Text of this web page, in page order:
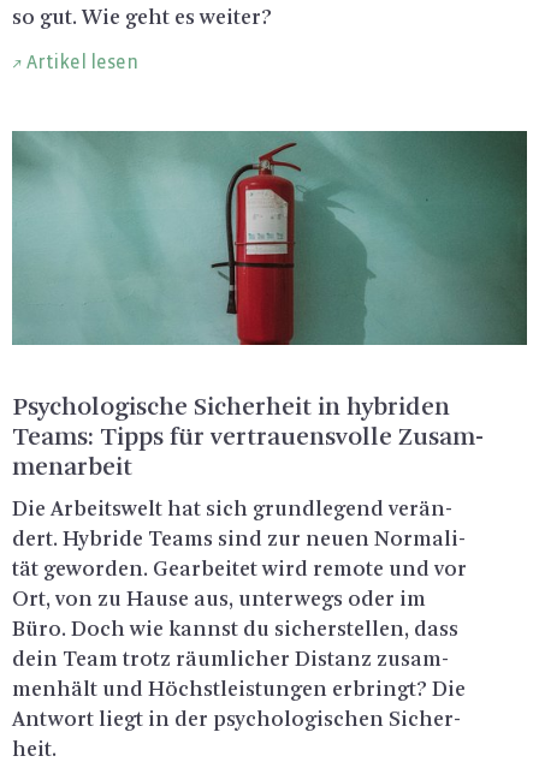
so gut. Wie geht es wei­ter?
Artikel lesen
Psy­cho­lo­gi­sche Si­cher­heit in hy­bri­den
Teams: Tipps für ver­trau­ens­vol­le Zu­sam­
men­ar­beit
Die Ar­beits­welt hat sich grund­le­gend ver­än­
dert. Hy­bri­de Teams sind zur neuen Nor­ma­li­
tät ge­wor­den. Ge­ar­bei­tet wird re­mo­te und vor
Ort, von zu Hause aus, un­ter­wegs oder im
Büro. Doch wie kannst du si­cher­stel­len, dass
dein Team trotz räum­li­cher Dis­tanz zu­sam­
men­hält und Höchst­leis­tun­gen er­bringt? Die
Ant­wort liegt in der psy­cho­lo­gi­schen Si­cher­
heit.